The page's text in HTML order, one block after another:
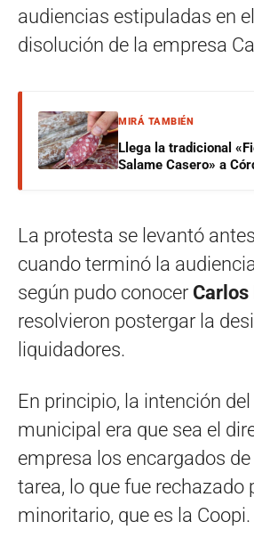
audiencias estipuladas en
disolución de la empresa
MIRÁ TAMBIÉN
Llega la tradicional
Salame Casero» a
La protesta se levantó
cuando terminó la
según pudo conocer Carlos
resolvieron postergar la
liquidadores.
En principio, la intención
municipal era que sea el
empresa los encargados
tarea, lo que fue rechazado
minoritario, que es la Coopi.